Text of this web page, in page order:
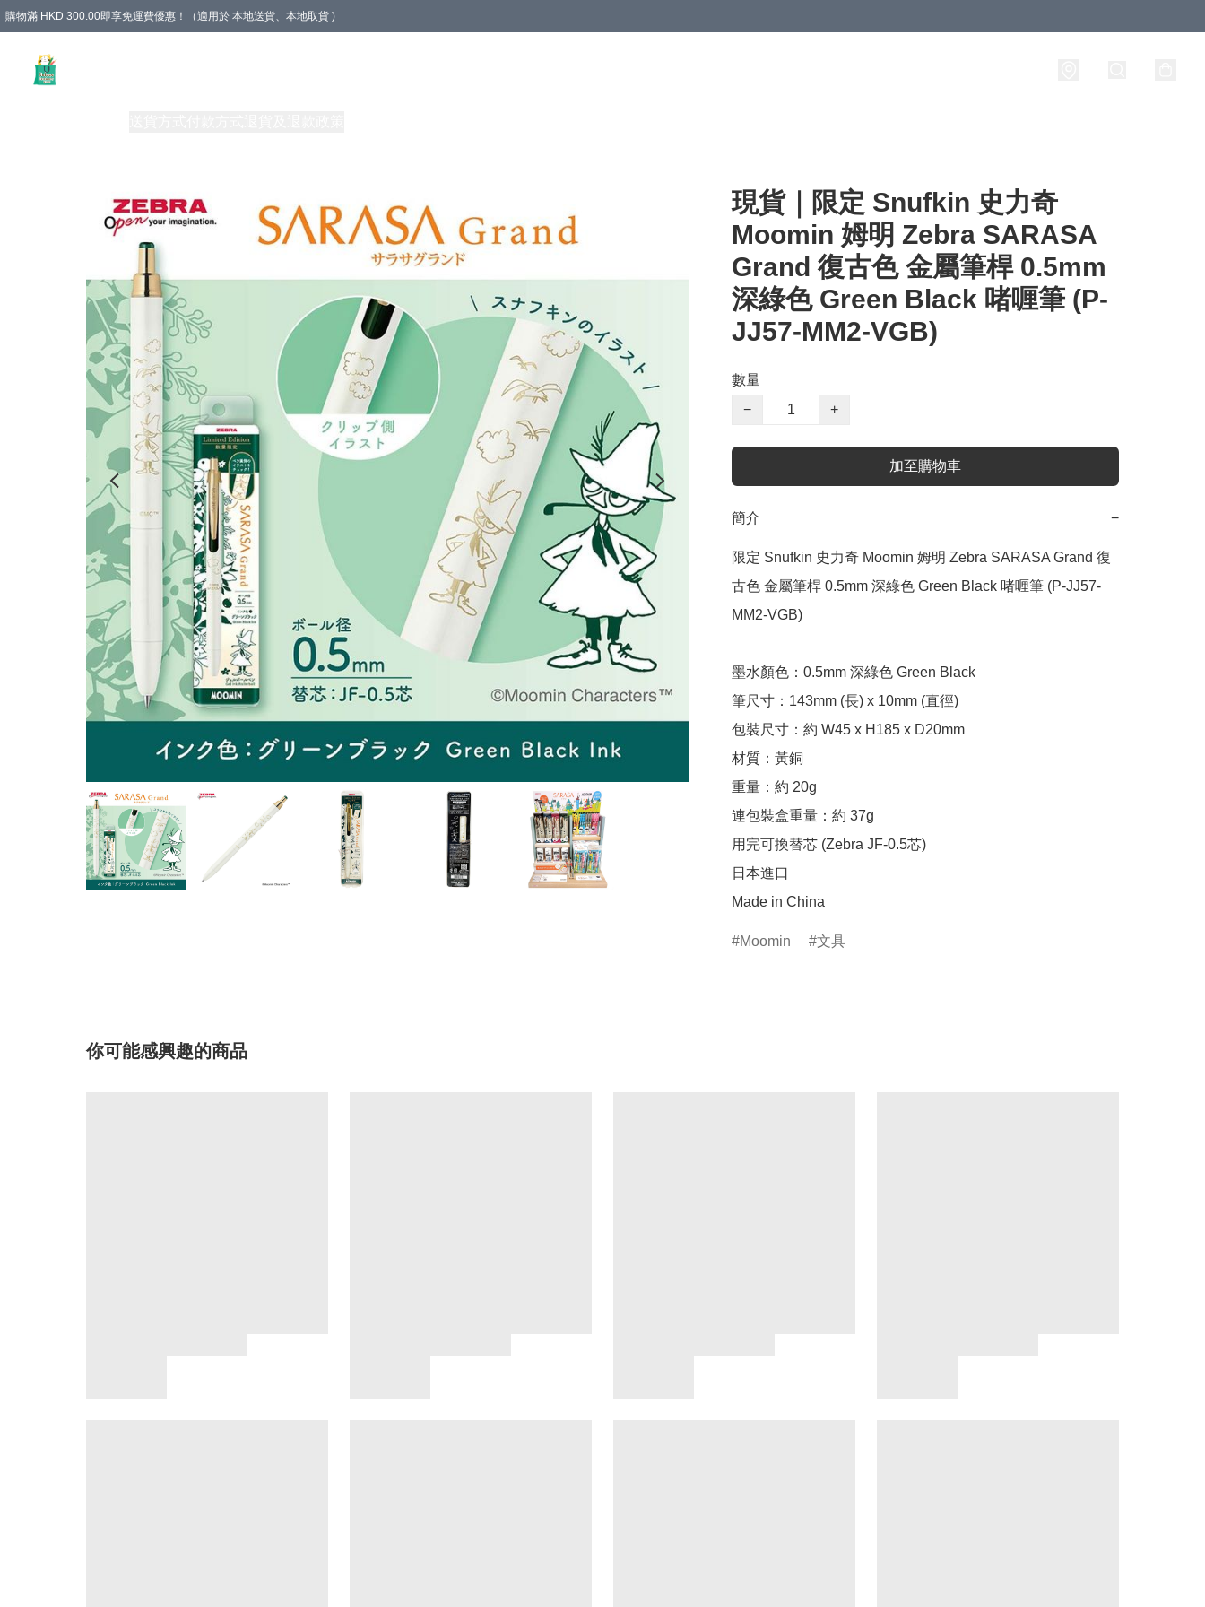
購物滿 HKD 300.00即享免運費優惠！（適用於 本地送貨、本地取貨 )
現貨｜限定 Snufkin 史力奇
Moomin 姆明 Zebra SARASA
Grand 復古色 金屬筆桿 0.5mm
深綠色 Green Black 啫喱筆 (P-
JJ57-MM2-VGB)
數量
−
+
加至購物車
簡介 −
限定 Snufkin 史力奇 Moomin 姆明 Zebra SARASA Grand 復
古色 金屬筆桿 0.5mm 深綠色 Green Black 啫喱筆 (P-JJ57-
MM2-VGB)
墨水顏色：0.5mm 深綠色 Green Black
筆尺寸：143mm (長) x 10mm (直徑)
包裝尺寸：約 W45 x H185 x D20mm
材質：黃銅
重量：約 20g
連包裝盒重量：約 37g
用完可換替芯 (Zebra JF-0.5芯)
日本進口
Made in China
Moomin 文具
你可能感興趣的商品